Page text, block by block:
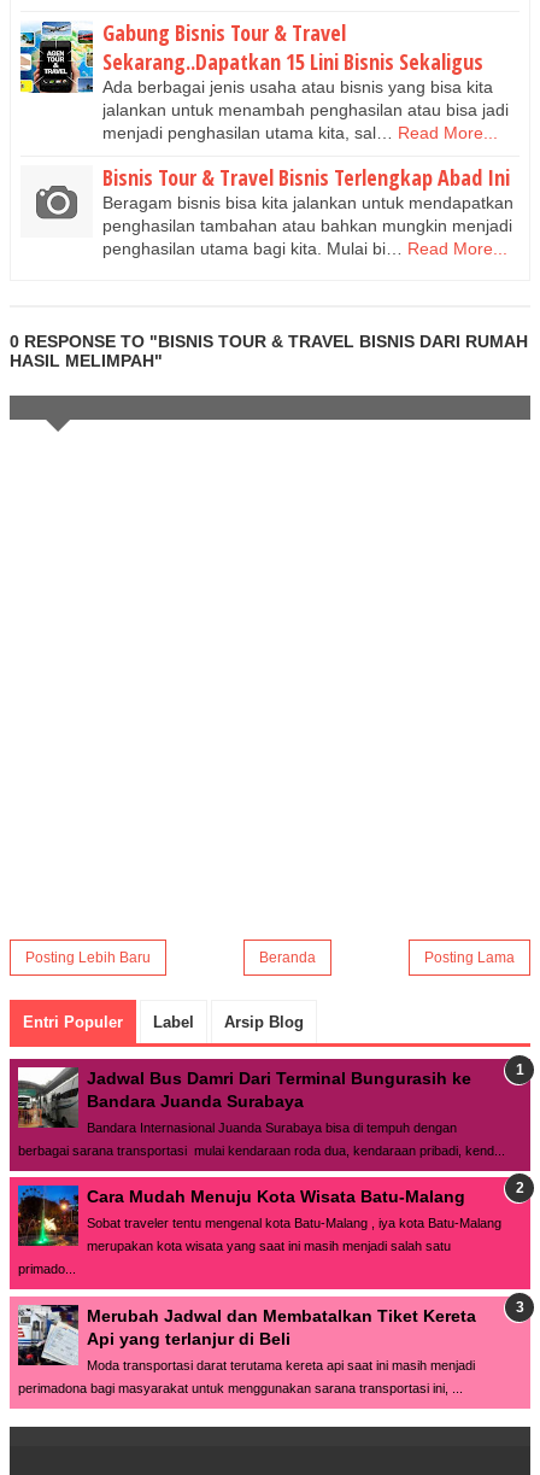
Gabung Bisnis Tour & Travel
Sekarang..Dapatkan 15 Lini Bisnis Sekaligus
Ada berbagai jenis usaha atau bisnis yang bisa kita
jalankan untuk menambah penghasilan atau bisa jadi
menjadi penghasilan utama kita, sal…
Read More...
Bisnis Tour & Travel Bisnis Terlengkap Abad Ini
Beragam bisnis bisa kita jalankan untuk mendapatkan
penghasilan tambahan atau bahkan mungkin menjadi
penghasilan utama bagi kita. Mulai bi…
Read More...
0 RESPONSE TO "BISNIS TOUR & TRAVEL BISNIS DARI RUMAH
HASIL MELIMPAH"
Posting Lebih Baru Posting Lama
Beranda
Entri Populer Label Arsip Blog
Jadwal Bus Damri Dari Terminal Bungurasih ke
Bandara Juanda Surabaya
Bandara Internasional Juanda Surabaya bisa di tempuh dengan
berbagai sarana transportasi mulai kendaraan roda dua, kendaraan pribadi, kend...
Cara Mudah Menuju Kota Wisata Batu-Malang
Sobat traveler tentu mengenal kota Batu-Malang , iya kota Batu-Malang
merupakan kota wisata yang saat ini masih menjadi salah satu
primado...
Merubah Jadwal dan Membatalkan Tiket Kereta
Api yang terlanjur di Beli
Moda transportasi darat terutama kereta api saat ini masih menjadi
perimadona bagi masyarakat untuk menggunakan sarana transportasi ini, ...